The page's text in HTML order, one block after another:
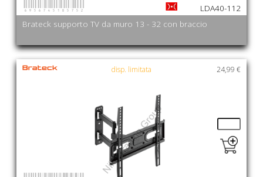
Brateck supporto TV da muro 13 - 32 con braccio
LDA40-112
24,99 €
disp. limitata